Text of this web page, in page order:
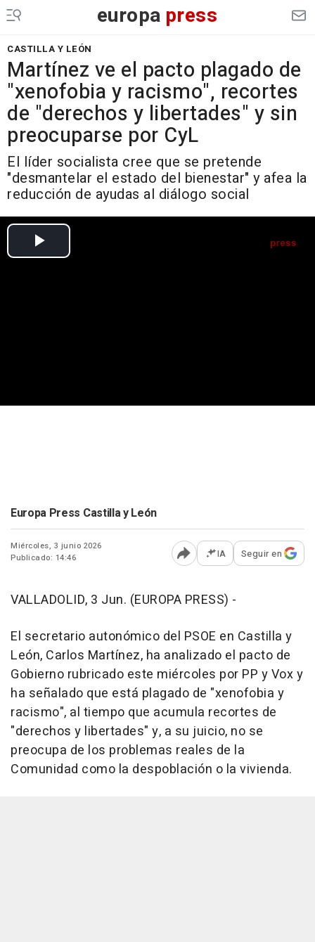
europa press
CASTILLA Y LEÓN
Martínez ve el pacto plagado de
"xenofobia y racismo", recortes
de "derechos y libertades" y sin
preocuparse por CyL
El líder socialista cree que se pretende
"desmantelar el estado del bienestar" y afea la
reducción de ayudas al diálogo social
Europa Press Castilla y León
Miércoles, 3 junio 2026
Publicado: 14:46
Abrir opciones para
IA Seguir en
VALLADOLID, 3 Jun. (EUROPA PRESS) -
El secretario autonómico del PSOE en Castilla y
León, Carlos Martínez, ha analizado el pacto de
Gobierno rubricado este miércoles por PP y Vox y
ha señalado que está plagado de "xenofobia y
racismo", al tiempo que acumula recortes de
"derechos y libertades" y, a su juicio, no se
preocupa de los problemas reales de la
Comunidad como la despoblación o la vivienda.